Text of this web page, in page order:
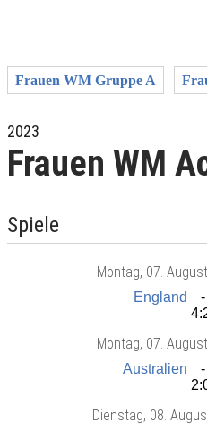
Frauen WM Gruppe A
2023
Frauen WM
Spiele
Montag, 07.
England
Montag, 07.
Australien
Dienstag, 08.